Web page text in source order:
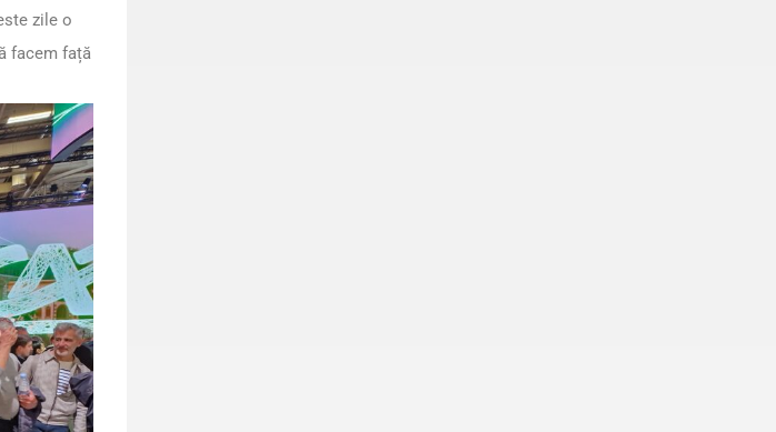
zile o
facem față